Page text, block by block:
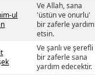
ul
Ve Allah, sana
'üstün ve onurlu'
bir zaferle yardım
etsin.
Ve şanlı ve şerefli
bir zaferle sana
yardım edecektir.